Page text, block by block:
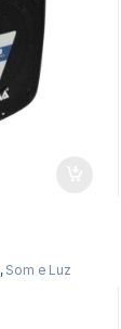
, Som e Luz